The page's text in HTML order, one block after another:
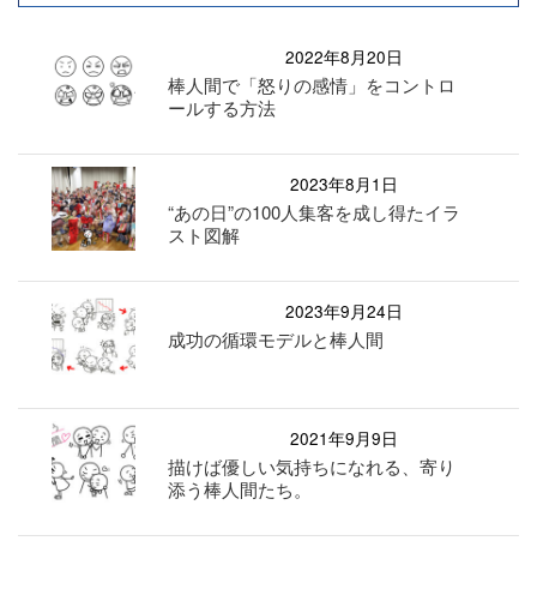
2022年8月20日
棒人間で「怒りの感情」をコントロ
ールする方法
2023年8月1日
“あの日”の100人集客を成し得たイラ
スト図解
2023年9月24日
成功の循環モデルと棒人間
2021年9月9日
描けば優しい気持ちになれる、寄り
添う棒人間たち。